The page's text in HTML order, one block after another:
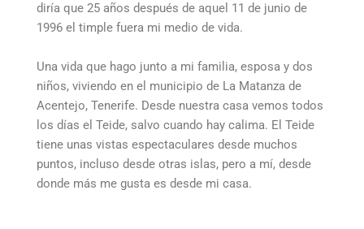
diría que 25 años después de aquel 11 de junio de
1996 el timple fuera mi medio de vida.
Una vida que hago junto a mi familia, esposa y dos
niños, viviendo en el municipio de La Matanza de
Acentejo, Tenerife. Desde nuestra casa vemos todos
los días el Teide, salvo cuando hay calima. El Teide
tiene unas vistas espectaculares desde muchos
puntos, incluso desde otras islas, pero a mí, desde
donde más me gusta es desde mi casa.